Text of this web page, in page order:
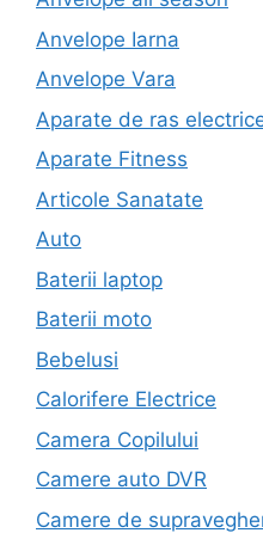
Anvelope Iarna
Anvelope Vara
Aparate de ras
Aparate Fitness
Articole Sanatate
Auto
Baterii laptop
Baterii moto
Bebelusi
Calorifere Electrice
Camera Copilului
Camere auto DVR
Camere de